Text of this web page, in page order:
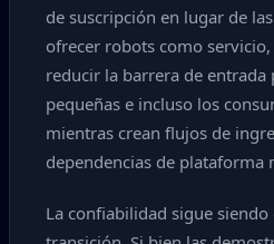
de suscripción en lugar de
ofrecer robots como
reducir la barrera de entrada
pequeñas e incluso los
mientras crean flujos de
dependencias de plataforma
La confiabilidad sigue